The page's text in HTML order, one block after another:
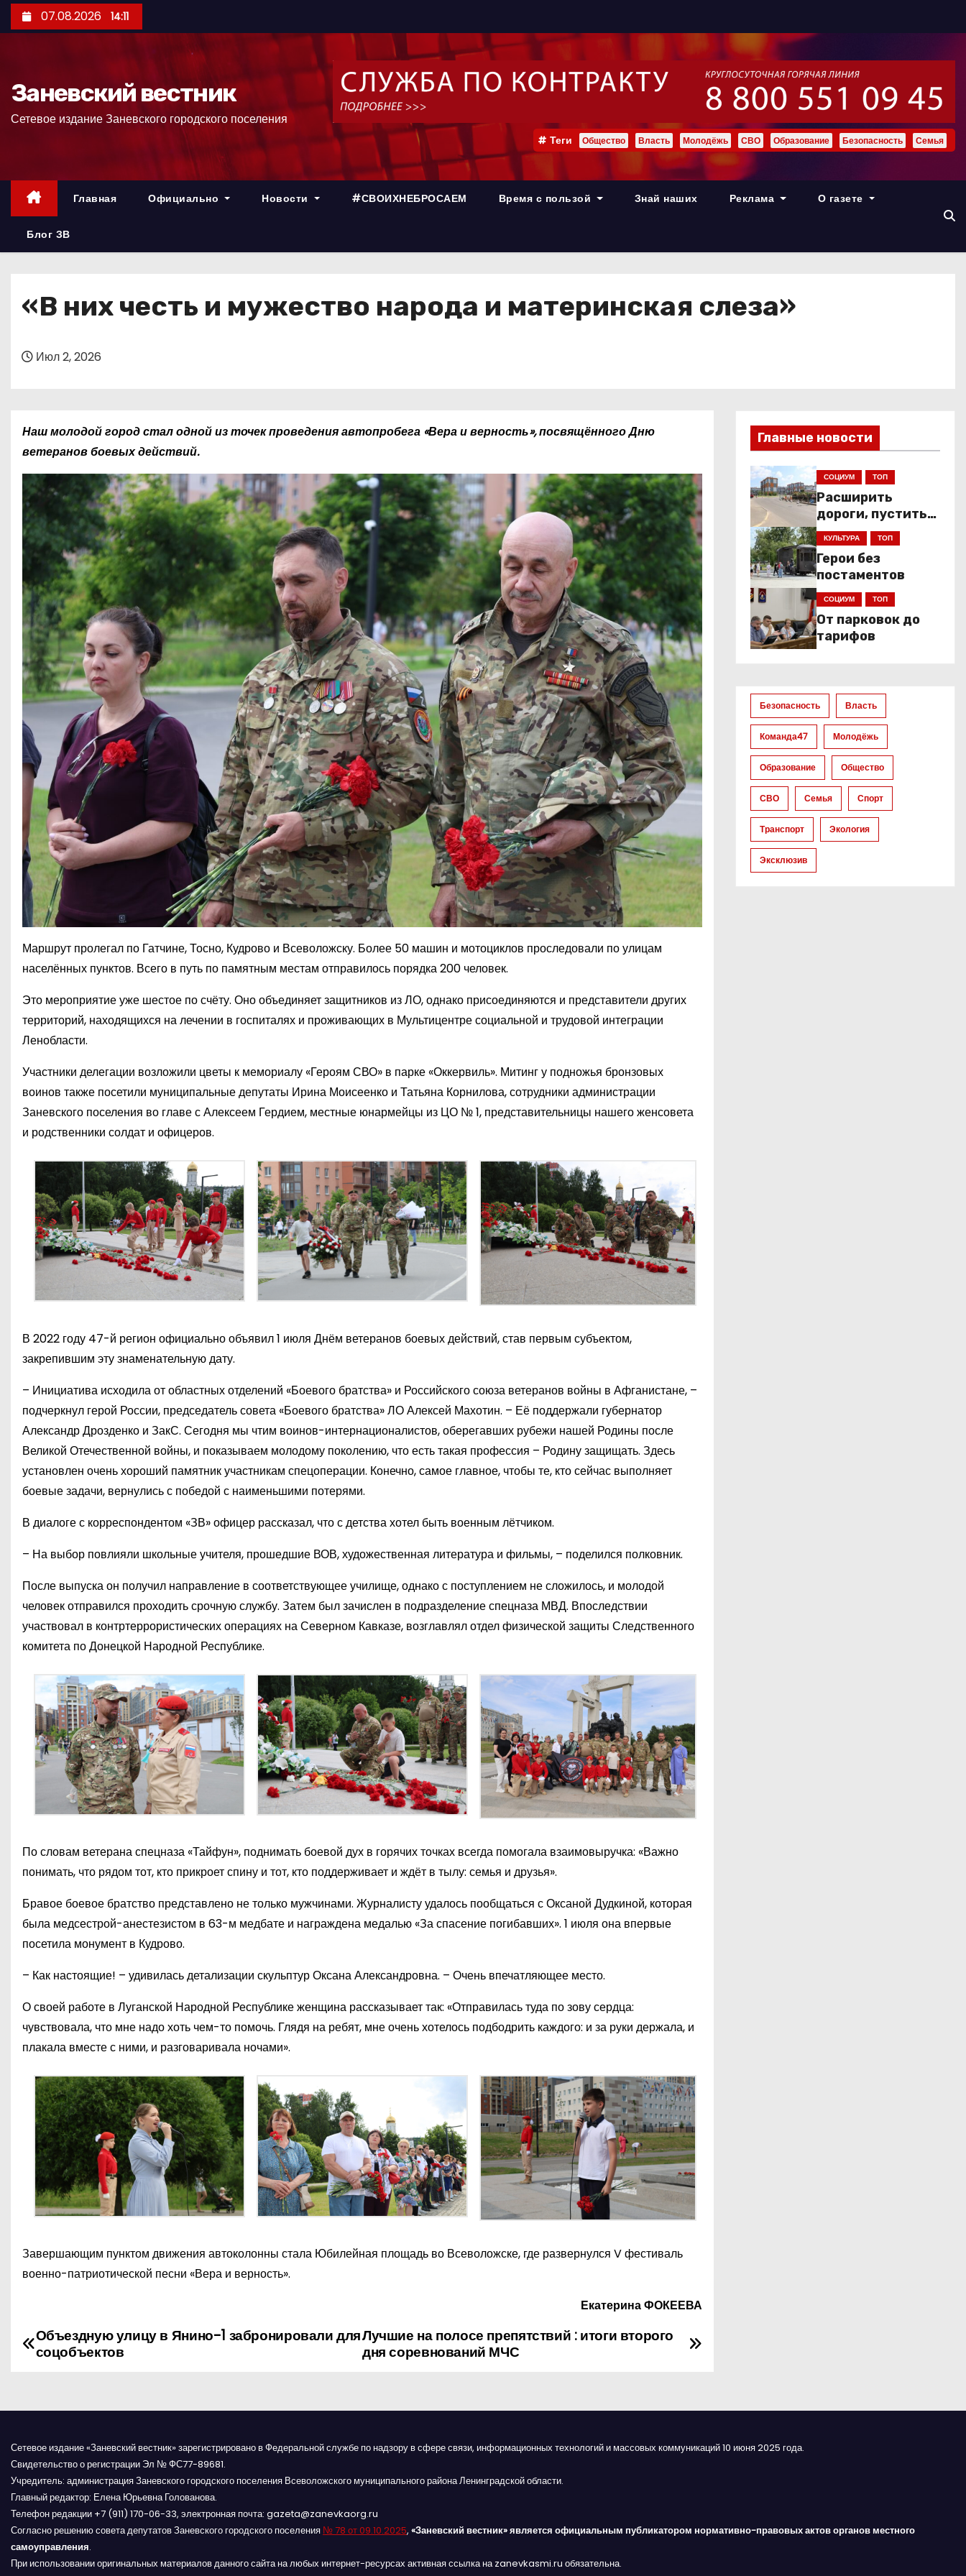
е
р
07.08.2026 14:11
Заневский вестник
Сетевое издание Заневского городского поселения
Теги Общество Власть Молодёжь СВО Образование Безопасность Семья
Главная Официально Новости #СВОИХНЕБРОСАЕМ Время с пользой Знай наших Реклама О газете
Блог ЗВ
«В них честь и мужество народа и материнская слеза»
Июл 2, 2026
Наш молодой город стал одной из точек проведения автопробега «Вера и верность», посвящённого Дню
ветеранов боевых действий.
Маршрут пролегал по Гатчине, Тосно, Кудрово и Всеволожску. Более 50 машин и мотоциклов проследовали по улицам
населённых пунктов. Всего в путь по памятным местам отправилось порядка 200 человек.
Это мероприятие уже шестое по счёту. Оно объединяет защитников из ЛО, однако присоединяются и представители других
территорий, находящихся на лечении в госпиталях и проживающих в Мультицентре социальной и трудовой интеграции
Ленобласти.
Участники делегации возложили цветы к мемориалу «Героям СВО» в парке «Оккервиль». Митинг у подножья бронзовых
воинов также посетили муниципальные депутаты Ирина Моисеенко и Татьяна Корнилова, сотрудники администрации
Заневского поселения во главе с Алексеем Гердием, местные юнармейцы из ЦО № 1, представительницы нашего женсовета
и родственники солдат и офицеров.
В 2022 году 47-й регион официально объявил 1 июля Днём ветеранов боевых действий, став первым субъектом,
закрепившим эту знаменательную дату.
– Инициатива исходила от областных отделений «Боевого братства» и Российского союза ветеранов войны в Афганистане, –
подчеркнул герой России, председатель совета «Боевого братства» ЛО Алексей Махотин. – Её поддержали губернатор
Александр Дрозденко и ЗакС. Сегодня мы чтим воинов-интернационалистов, оберегавших рубежи нашей Родины после
Великой Отечественной войны, и показываем молодому поколению, что есть такая профессия – Родину защищать. Здесь
установлен очень хороший памятник участникам спецоперации. Конечно, самое главное, чтобы те, кто сейчас выполняет
боевые задачи, вернулись с победой с наименьшими потерями.
В диалоге с корреспондентом «ЗВ» офицер рассказал, что с детства хотел быть военным лётчиком.
– На выбор повлияли школьные учителя, прошедшие ВОВ, художественная литература и фильмы, – поделился полковник.
После выпуска он получил направление в соответствующее училище, однако с поступлением не сложилось, и молодой
человек отправился проходить срочную службу. Затем был зачислен в подразделение спецназа МВД. Впоследствии
участвовал в контртеррористических операциях на Северном Кавказе, возглавлял отдел физической защиты Следственного
комитета по Донецкой Народной Республике.
По словам ветерана спецназа «Тайфун», поднимать боевой дух в горячих точках всегда помогала взаимовыручка: «Важно
понимать, что рядом тот, кто прикроет спину и тот, кто поддерживает и ждёт в тылу: семья и друзья».
Бравое боевое братство представлено не только мужчинами. Журналисту удалось пообщаться с Оксаной Дудкиной, которая
была медсестрой-анестезистом в 63-м медбате и награждена медалью «За спасение погибавших». 1 июля она впервые
посетила монумент в Кудрово.
– Как настоящие! – удивилась детализации скульптур Оксана Александровна. – Очень впечатляющее место.
О своей работе в Луганской Народной Республике женщина рассказывает так: «Отправилась туда по зову сердца:
чувствовала, что мне надо хоть чем-то помочь. Глядя на ребят, мне очень хотелось подбодрить каждого: и за руки держала, и
плакала вместе с ними, и разговаривала ночами».
Завершающим пунктом движения автоколонны стала Юбилейная площадь во Всеволожске, где развернулся V фестиваль
военно-патриотической песни «Вера и верность».
Екатерина ФОКЕЕВА
Н
г
а
ц
и
Лучшие на полосе препятствий : итоги второго
дня соревнований МЧС
Объездную улицу в Янино-1 забронировали для
соцобъектов
Главные новости
СОЦИУМ ТОП
Расширить
дороги, пустить
низкопольники
КУЛЬТУРА ТОП
Герои без
постаментов
СОЦИУМ ТОП
От парковок до
тарифов
Безопасность Власть
Команда47 Молодёжь
Образование Общество
СВО Семья Спорт
Транспорт Экология
Эксклюзив
Сетевое издание «Заневский вестник» зарегистрировано в Федеральной службе по надзору в сфере связи, информационных технологий и массовых коммуникаций 10 июня 2025 года.
Свидетельство о регистрации Эл № ФС77-89681.
Учредитель: администрация Заневского городского поселения Всеволожского муниципального района Ленинградской области.
Главный редактор: Елена Юрьевна Голованова.
Телефон редакции +7 (911) 170-06-33, электронная почта: gazeta@zanevkaorg.ru
Согласно решению совета депутатов Заневского городского поселения № 78 от 09.10.2025, «Заневский вестник» является официальным публикатором нормативно-правовых актов органов местного
самоуправления.
При использовании оригинальных материалов данного сайта на любых интернет-ресурсах активная ссылка на zanevkasmi.ru обязательна.